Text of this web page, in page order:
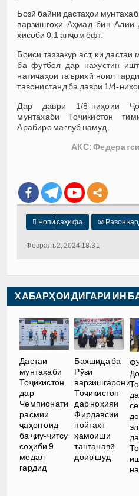
Бозӣ байни дастаҳои
варзишгоҳи Аҳмад бин Алии
ҳисоби 0:1 анҷом ёфт.
Боиси таззакур аст, ки
ба футбол дар нахустин
натиҷаҳои таърихӣ ноил
тавонистанд ба даври 1/4-
Дар даври 1/8-ниҳоии
мунтахаби Тоҷикистон
Арабиро мағлуб намуд.
АКС:
 Чопи саҳифа ✉ Равон
Февраль 2, 2024 18:31
ХАБАРҲОИ ДИГАРИ ИН
Дастаи
мунтахаби
Тоҷикистон
дар
Чемпионати
расмии
ҷаҳон оид
ба ҷиу-ҷитсу
соҳиби 9
медал
гардид
Бахшида ба
Рӯзи
варзишгарони
Тоҷикистон
дар ноҳияи
Фирдавсии
пойтахт
ҳамоиши
тантанавӣ
доир шуд